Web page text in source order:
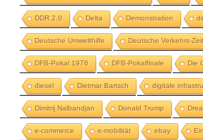
DDR 2.0 Delta Demonstration
Deutsche Umwelthilfe Deutsche Verkehrs-
DFB-Pokal 1976 DFB-Pokalfinale Die
diesel Dietmar Bartsch digitale
Dimitrij Nalbandjan Donald Trump
e-commerce e-mobilität ebay